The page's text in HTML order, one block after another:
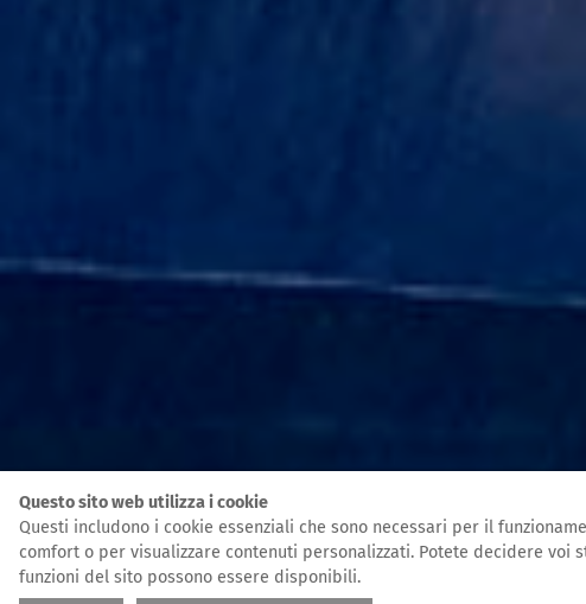
Questo sito web utilizza i cookie
Questi includono i cookie essenziali che sono necessari per il
comfort o per visualizzare contenuti personalizzati. Potete decidere
funzioni del sito possono essere disponibili.